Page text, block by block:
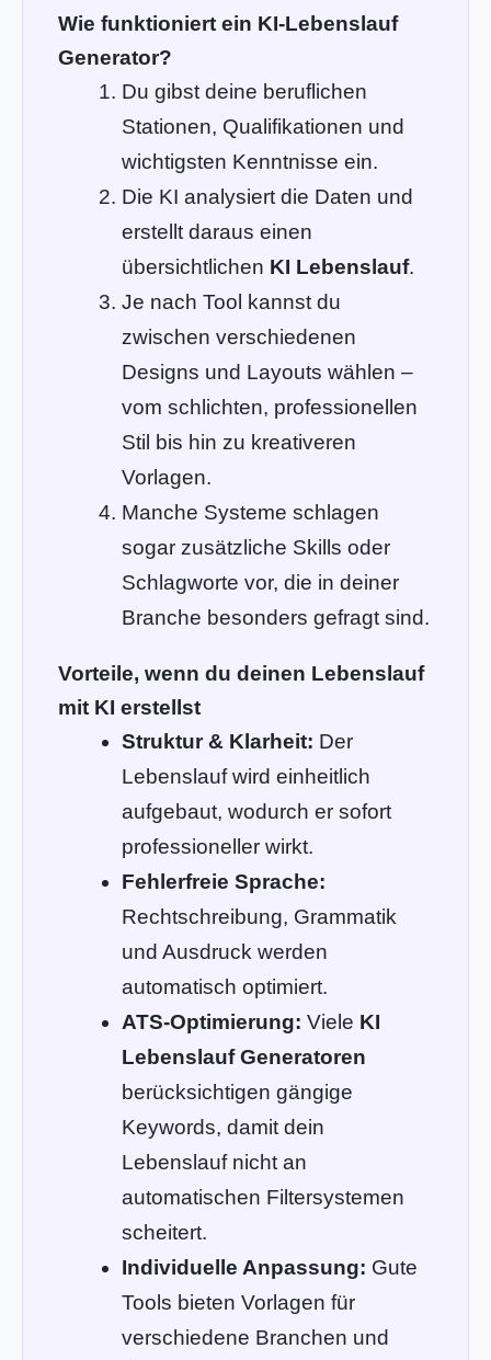
Wie funktioniert ein KI-Lebenslauf
Generator?
Du gibst deine beruflichen
Stationen, Qualifikationen und
wichtigsten Kenntnisse ein.
Die KI analysiert die Daten und
erstellt daraus einen
übersichtlichen KI Lebenslauf.
Je nach Tool kannst du
zwischen verschiedenen
Designs und Layouts wählen –
vom schlichten, professionellen
Stil bis hin zu kreativeren
Vorlagen.
Manche Systeme schlagen
sogar zusätzliche Skills oder
Schlagworte vor, die in deiner
Branche besonders gefragt sind.
Vorteile, wenn du deinen Lebenslauf
mit KI erstellst
Struktur & Klarheit: Der
Lebenslauf wird einheitlich
aufgebaut, wodurch er sofort
professioneller wirkt.
Fehlerfreie Sprache:
Rechtschreibung, Grammatik
und Ausdruck werden
automatisch optimiert.
ATS-Optimierung: Viele KI
Lebenslauf Generatoren
berücksichtigen gängige
Keywords, damit dein
Lebenslauf nicht an
automatischen Filtersystemen
scheitert.
Individuelle Anpassung: Gute
Tools bieten Vorlagen für
verschiedene Branchen und